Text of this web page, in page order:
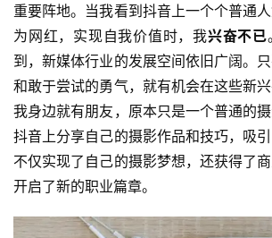
重要阵地。当我看到抖音上一个个普通
为网红，实现自我价值时，我兴奋不已
到，新媒体行业的发展空间依旧广阔。
和敢于尝试的勇气，就有机会在这些新兴
我身边就有朋友，原本只是一个普通的
抖音上分享自己的摄影作品和技巧，吸引
不仅实现了自己的摄影梦想，还获得了
开启了新的职业篇章。